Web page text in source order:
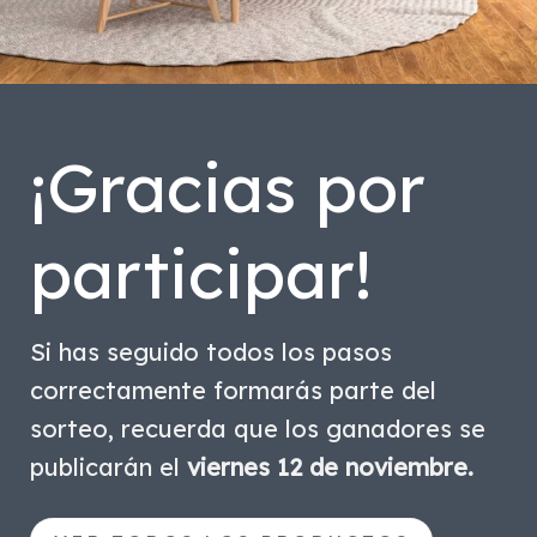
¡Gracias por
participar!
Si has seguido todos los pasos
correctamente formarás parte del
sorteo, recuerda que los ganadores se
publicarán el viernes 12 de noviembre.